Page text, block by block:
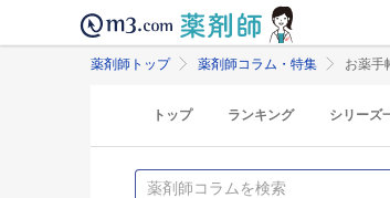
薬剤師トップ 薬剤師コラム・特集 お薬手
トップ ランキング シリーズ